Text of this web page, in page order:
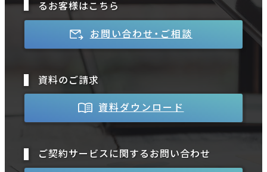
るお客様はこちら
お問い合わせ・ご相談
資料のご請求
資料ダウンロード
ご契約サービスに関するお問い合わせ